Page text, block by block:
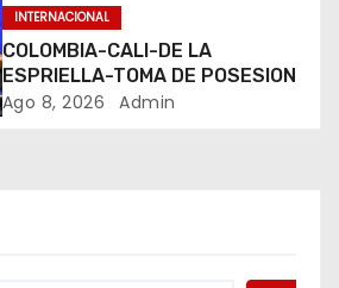
INTERNACIONAL
COLOMBIA-CALI-DE LA
ESPRIELLA-TOMA DE POSESION
Ago 8, 2026 Admin